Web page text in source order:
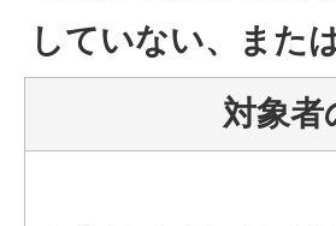
していない、また
対象者